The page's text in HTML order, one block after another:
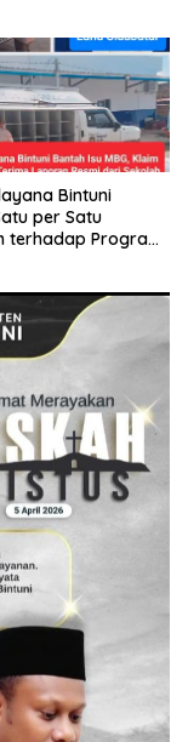
Bintuni
per Satu
terhadap Program